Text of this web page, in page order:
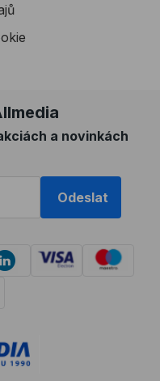
a novinkách
Odeslat